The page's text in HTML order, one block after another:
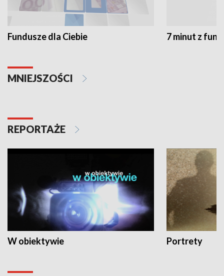
Fundusze dla Ciebie 7 minut z
MNIEJSZOŚCI
REPORTAŻE
W obiektywie Portrety